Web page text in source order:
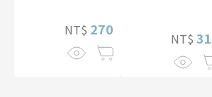
NT$ 270
NT$